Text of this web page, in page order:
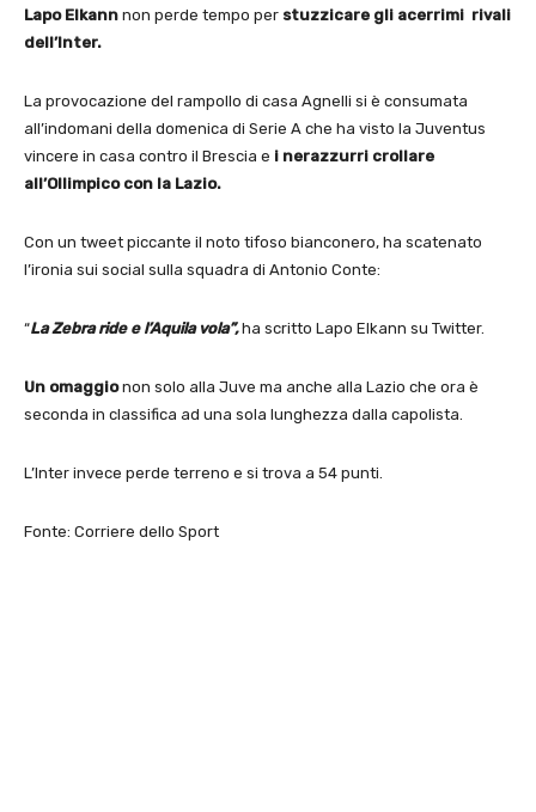
Lapo Elkann non perde tempo per stuzzicare gli acerrimi rivali
dell’Inter.
La provocazione del rampollo di casa Agnelli si è consumata
all’indomani della domenica di Serie A che ha visto la Juventus
vincere in casa contro il Brescia e i nerazzurri crollare
all’Ollimpico con la Lazio.
Con un tweet piccante il noto tifoso bianconero, ha scatenato
l’ironia sui social sulla squadra di Antonio Conte:
“La Zebra ride e l’Aquila vola”, ha scritto Lapo Elkann su Twitter.
Un omaggionon solo alla Juve ma anche alla Lazio che ora è
seconda in classifica ad una sola lunghezza dalla capolista.
L’Inter invece perde terreno e si trova a 54 punti.
Fonte: Corriere dello Sport